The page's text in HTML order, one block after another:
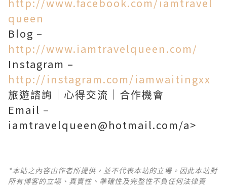
queen
Blog –
http://www.iamtravelqueen.com/
Instagram –
http://instagram.com/iamwaitingxx
旅遊諮詢｜心得交流｜合作機會
Email –
iamtravelqueen@hotmail.com/a>
*本站之內容由作者所提供，並不代表本站的立場。因此本站對
所有博客的立場、真實性、準確性及完整性不負任何法律責